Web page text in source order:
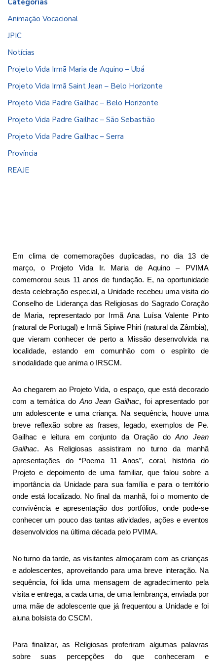
Animação Vocacional
JPIC
Notícias
Projeto Vida Irmã Maria de Aquino – Ubá
Projeto Vida Irmã Saint Jean – Belo Horizonte
Projeto Vida Padre Gailhac – Belo Horizonte
Projeto Vida Padre Gailhac – São Sebastião
Projeto Vida Padre Gailhac – Serra
Província
REAJE
Em clima de comemorações duplicadas, no dia 13 de
março, o Projeto Vida Ir. Maria de Aquino – PVIMA
comemorou seus 11 anos de fundação. E, na oportunidade
desta celebração especial, a Unidade recebeu uma visita do
Conselho de Liderança das Religiosas do Sagrado Coração
de Maria, representado por Irmã Ana Luísa Valente Pinto
(natural de Portugal) e Irmã Sipiwe Phiri (natural da Zâmbia),
que vieram conhecer de perto a Missão desenvolvida na
localidade, estando em comunhão com o espírito de
sinodalidade que anima o IRSCM.
Ao chegarem ao Projeto Vida, o espaço, que está decorado
com a temática do Ano Jean Gailhac, foi apresentado por
um adolescente e uma criança. Na sequência, houve uma
breve reflexão sobre as frases, legado, exemplos de Pe.
Gailhac e leitura em conjunto da Oração doAno Jean
Gailhac. As Religiosas assistiram no turno da manhã
apresentações do “Poema 11 Anos”, coral, história do
Projeto e depoimento de uma familiar, que falou sobre a
importância da Unidade para sua família e para o território
onde está localizado. No final da manhã, foi o momento de
convivência e apresentação dos portfólios, onde pode-se
conhecer um pouco das tantas atividades, ações e eventos
desenvolvidos na última década pelo PVIMA.
No turno da tarde, as visitantes almoçaram com as crianças
e adolescentes, aproveitando para uma breve interação. Na
sequência, foi lida uma mensagem de agradecimento pela
visita e entrega, a cada uma, de uma lembrança, enviada por
uma mãe de adolescente que já frequentou a Unidade e foi
aluna bolsista do CSCM.
Para finalizar, as Religiosas proferiram algumas palavras
sobre suas percepções do que conheceram e